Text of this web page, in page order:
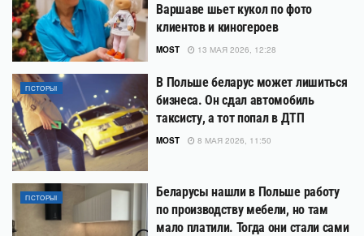
Варшаве шьет кукол по фото
клиентов и киногероев
MOST 13 МАЯ 2026, 12:28
ГІСТОРЫІ
В Польше беларус может лишиться
бизнеса. Он сдал автомобиль
таксисту, а тот попал в ДТП
MOST 8 МАЯ 2026, 11:50
ГІСТОРЫІ
Беларусы нашли в Польше работу
по производству мебели, но там
мало платили. Тогда они стали сами